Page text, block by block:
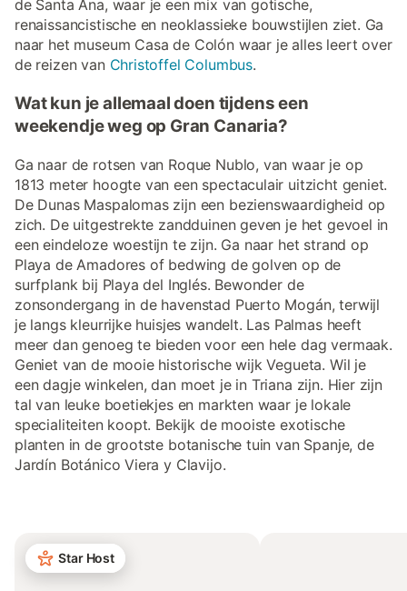
de Santa Ana, waar je een mix van gotische,
renaissancistische en neoklassieke bouwstijlen ziet. Ga
naar het museum Casa de Colón waar je alles leert over
de reizen van Christoffel Columbus.
Wat kun je allemaal doen tijdens een
weekendje weg op Gran Canaria?
Ga naar de rotsen van Roque Nublo, van waar je op
1813 meter hoogte van een spectaculair uitzicht geniet.
De Dunas Maspalomas zijn een bezienswaardigheid op
zich. De uitgestrekte zandduinen geven je het gevoel in
een eindeloze woestijn te zijn. Ga naar het strand op
Playa de Amadores of bedwing de golven op de
surfplank bij Playa del Inglés. Bewonder de
zonsondergang in de havenstad Puerto Mogán, terwijl
je langs kleurrijke huisjes wandelt. Las Palmas heeft
meer dan genoeg te bieden voor een hele dag vermaak.
Geniet van de mooie historische wijk Vegueta. Wil je
een dagje winkelen, dan moet je in Triana zijn. Hier zijn
tal van leuke boetiekjes en markten waar je lokale
specialiteiten koopt. Bekijk de mooiste exotische
planten in de grootste botanische tuin van Spanje, de
Jardín Botánico Viera y Clavijo.
Star Host